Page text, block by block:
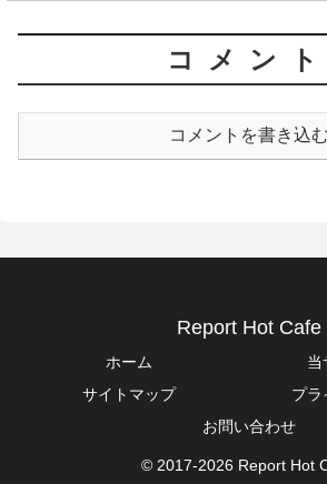
コメント
コメントを書き込む
Report Hot Cafe
ホーム
当
サイトマップ
プラ
お問い合わせ
© 2017-2026 Report Hot